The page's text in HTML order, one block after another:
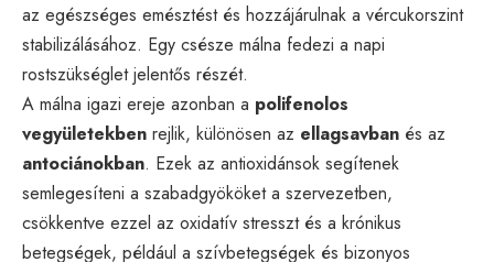
az egészséges emésztést és hozzájárulnak a vércukorszint
stabilizálásához. Egy csésze málna fedezi a napi
rostszükséglet jelentős részét.
A málna igazi ereje azonban a polifenolos
vegyületekben rejlik, különösen az ellagsavban és az
antociánokban. Ezek az antioxidánsok segítenek
semlegesíteni a szabadgyököket a szervezetben,
csökkentve ezzel az oxidatív stresszt és a krónikus
betegségek, például a szívbetegségek és bizonyos